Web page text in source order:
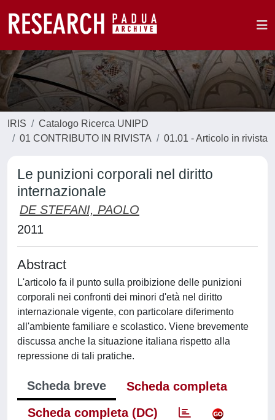
IRIS
Catalogo Ricerca UNIPD
01 CONTRIBUTO IN RIVISTA
01.01 - Articolo in rivista
Le punizioni corporali nel diritto
internazionale
DE STEFANI, PAOLO
2011
Abstract
L'articolo fa il punto sulla proibizione delle punizioni
corporali nei confronti dei minori d'età nel diritto
internazionale vigente, con particolare diferimento
all'ambiente familiare e scolastico. Viene brevemente
discussa anche la situazione italiana rispetto alla
repressione di tali pratiche.
Scheda breve
Scheda completa
Scheda completa (DC)